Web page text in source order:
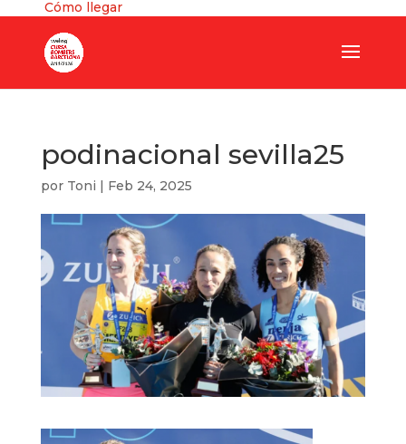
Cómo llegar
podinacional sevilla25
por Toni | Feb 24, 2025